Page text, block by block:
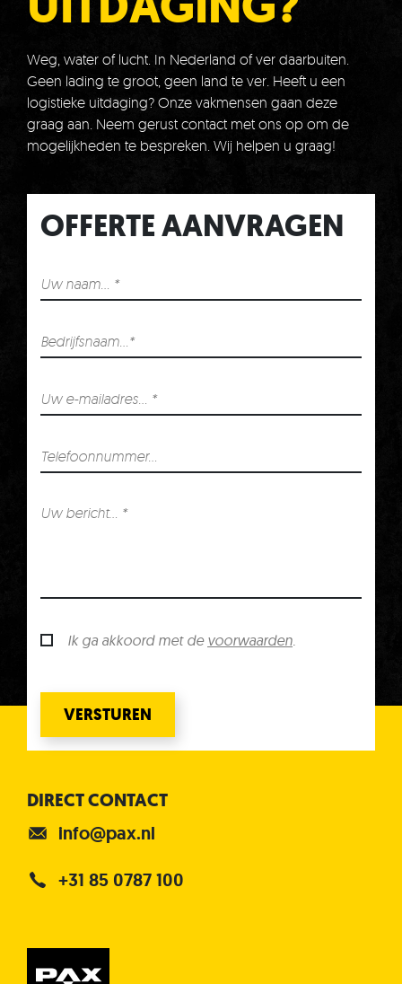
Weg, water of lucht. In Nederland of ver daarbuiten.
Geen lading te groot, geen land te ver. Heeft u een
logistieke uitdaging? Onze vakmensen gaan deze
graag aan. Neem gerust contact met ons op om de
mogelijkheden te bespreken. Wij helpen u graag!
OFFERTE AANVRAGEN
Ik ga akkoord met de voorwaarden.
VERSTUREN
DIRECT CONTACT
info@pax.nl
+31 85 0787 100